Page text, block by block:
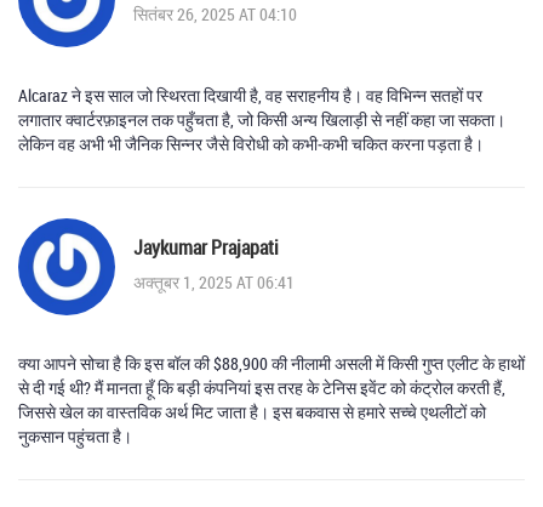
सितंबर 26, 2025 AT 04:10
Alcaraz ने इस साल जो स्थिरता दिखायी है, वह सराहनीय है। वह विभिन्न सतहों पर
लगातार क्वार्टरफ़ाइनल तक पहुँचता है, जो किसी अन्य खिलाड़ी से नहीं कहा जा सकता।
लेकिन वह अभी भी जैनिक सिन्नर जैसे विरोधी को कभी‑कभी चकित करना पड़ता है।
Jaykumar Prajapati
अक्तूबर 1, 2025 AT 06:41
क्या आपने सोचा है कि इस बॉल की $88,900 की नीलामी असली में किसी गुप्त एलीट के हाथों
से दी गई थी? मैं मानता हूँ कि बड़ी कंपनियां इस तरह के टेनिस इवेंट को कंट्रोल करती हैं,
जिससे खेल का वास्तविक अर्थ मिट जाता है। इस बकवास से हमारे सच्चे एथलीटों को
नुकसान पहुंचता है।